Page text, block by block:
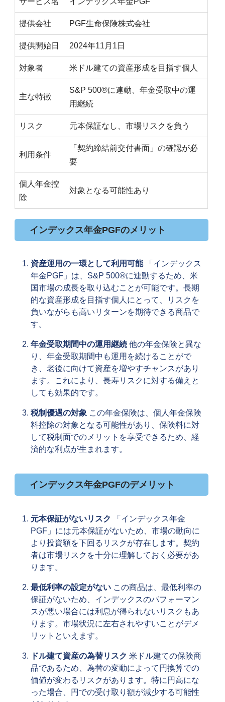
提供会社 PGF生命保険株式会社
提供開始日 2024年11月1日
対象者 米ドル建ての資産形成を目指す個人
主な特徴
S&P 500®に連動、年金受取中の運
用継続
リスク 元本保証なし、市場リスクを負う
利用条件
「契約締結前交付書面」の確認が必
要
個人年金控
除
対象となる可能性あり
インデックス年金PGFのメリット
資産運用の一環として利用可能「インデックス
年金PGF」は、S&P 500®に連動するため、米
国市場の成長を取り込むことが可能です。長期
的な資産形成を目指す個人にとって、リスクを
負いながらも高いリターンを期待できる商品で
す。
年金受取期間中の運用継続他の年金保険と異な
り、年金受取期間中も運用を続けることがで
き、老後に向けて資産を増やすチャンスがあり
ます。これにより、長寿リスクに対する備えと
しても効果的です。
税制優遇の対象 この年金保険は、個人年金保険
料控除の対象となる可能性があり、保険料に対
して税制面でのメリットを享受できるため、経
済的な利点が生まれます。
インデックス年金PGFのデメリット
元本保証がないリスク
「インデックス年金
PGF」には元本保証がないため、市場の動向に
より投資額を下回るリスクが存在します。契約
者は市場リスクを十分に理解しておく必要があ
ります。
最低利率の設定がないこの商品は、最低利率の
保証がないため、インデックスのパフォーマン
スが悪い場合には利息が得られないリスクもあ
ります。市場状況に左右されやすいことがデメ
リットといえます。
ドル建て資産の為替リスク 米ドル建ての保険商
品であるため、為替の変動によって円換算での
価値が変わるリスクがあります。特に円高にな
った場合、円での受け取り額が減少する可能性